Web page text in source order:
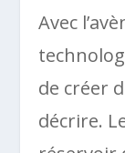
Avec
de créer
décrire.